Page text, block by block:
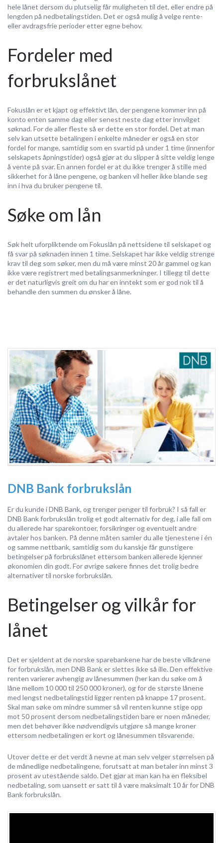
hele lånet dersom du plutselig får muligheten til det, eller endre på
lengden på nedbetalingstiden. Det er også mulig å velge rente-
eller avdragsfrie perioder etter egne behov.
Fordeler med
forbrukslånet
Fokuslån er et kjapt og effektivt lån, der pengene kommer inn på
konto enten samme dag eller senest neste dag etter innvilget
søknad. For de aller fleste så er dette en stor fordel. Det at man
selv kan utsette betalingen i enkelte måneder er også en stor
fordel for mange, samtidig som en svartid på under 1 time (innenfor
selskapets åpningstider) også gjør at du slipper å sitte veldig lenge
å vente på svar. En annen fordel er at du ikke trenger å stille med
sikkerhet for å låne pengene, og banken vil heller ikke blande seg
inn i hva du bruker pengene til.
Søke om lån
Søk helt uforpliktende om Fokuslån på nettsidene til selskapet og
få svar på søknaden innen 1 time. Selskapet har ikke veldig strenge
krav til deg som søker, men du må være minst 20 år gammel og kan
ikke være registrert med betalingsanmerkninger. I tillegg til dette
er det naturligvis greit om du har en inntekt som er god nok til å
behandle den summen du ønsker å låne.
DNB Bank forbrukslån
Er du kunde i DNB Bank, og trenger penger til forbruk? I så fall er
DNB Bank forbrukslån trolig et godt alternativ for deg, i alle fall om
du allerede har sparekontoer, forsikringer og eventuelt andre
avtaler hos banken. På denne måten samler du alle tjenestene i én
og samme nettbank, samtidig som du kanskje får gunstigere
betingelser på forbrukslånet ettersom banken allerede kjenner
økonomien din godt. For øvrige søkere finnes det trolig bedre
alternativer til norske forbrukslån.
Betingelser og vilkår for
lånet
Det er sjeldent at de norske sparebankene har de beste vilkårene
for forbrukslån, men DNB Bank er slettes ikke så ille. Den effektive
renten varierer avhengig av lånesummen (her kan du søke om å
låne mellom 10 000 til 250 000 kroner), og for de største lånene
med lengst nedbetalingstid ligger renten på knappe 17 prosent.
Skal man søke om mindre summer så vil renten kunne stige opp
mot 50 prosent dersom nedbetalingstiden bare er noen måneder,
men det behøver ikke nødvendigvis utgjøre så mange kroner
ettersom nedbetalingen er kort og lånesummen tilsvarende.
Utover dette er det verdt å nevne at man selv velger størrelsen på
de månedlige nedbetalingene, forutsatt at man betaler inn minst 3
prosent av utestående saldo. Det gjør at man kan ha en fleksibel
nedbetaling, som uansett er satt til å være maksimalt 10 år for DNB
Bank forbrukslån.